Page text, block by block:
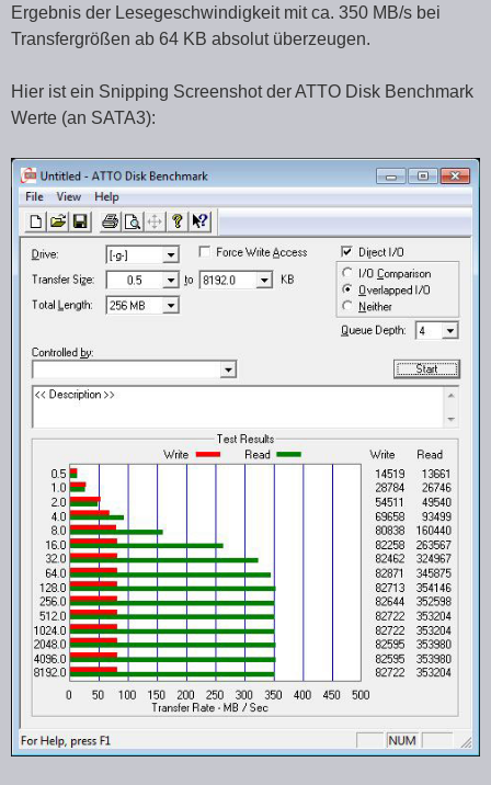
Ergebnis der Lesegeschwindigkeit mit ca. 350 MB/s bei
Transfergrößen ab 64 KB absolut überzeugen.
Hier ist ein Snipping Screenshot der ATTO Disk Benchmark
Werte (an SATA3):